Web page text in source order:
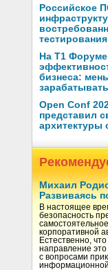
Российское
тестирования
На Т1
бизнеса:
зарабатывать
Open Conf
представил
архитектуры
Михаил
Развиваясь
В настоящее
безопасность
корпоративной
Естественно,
направление это
с вопросами